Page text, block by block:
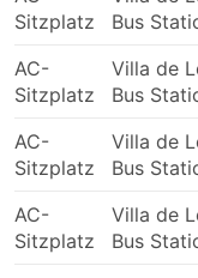
Sitzplatz
Bus
AC-
Sitzplatz
Villa de
Bus
AC-
Sitzplatz
Villa de
Bus
AC-
Sitzplatz
Villa de
Bus